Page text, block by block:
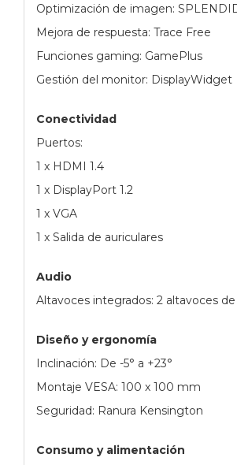
Optimización de imagen:
Mejora de respuesta: Trace Free
Funciones gaming: GamePlus
Gestión del monitor: DisplayWidget
Conectividad
Puertos:
1 x HDMI 1.4
1 x DisplayPort 1.2
1 x VGA
1 x Salida de auriculares
Audio
Altavoces integrados: 2 altavoces
Diseño y ergonomía
Inclinación: De -5° a +23°
Montaje VESA: 100 x 100 mm
Seguridad: Ranura Kensington
Consumo y alimentación